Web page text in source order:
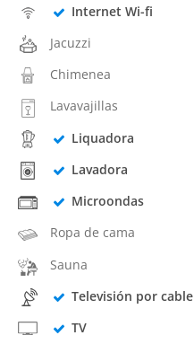
Internet Wi-fi
Jacuzzi
Chimenea
Lavavajillas
Liquadora
Lavadora
Microondas
Ropa de cama
Sauna
Televisión por cable
TV